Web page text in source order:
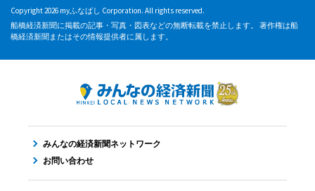
Copyright 2026 myふなばし Corporation. All rights reserved.
船橋経済新聞に掲載の記事・写真・図表などの無断転載を禁止します。 著作権は船
橋経済新聞またはその情報提供者に属します。
みんなの経済新聞ネットワーク
お問い合わせ